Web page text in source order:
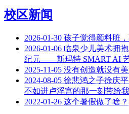
校区新闻
2026-01-30 孩子觉得颜料脏
2026-01-06 临泉少儿美术拥
纪元——斯玛特 SMART AI
2025-11-05 没有创造就没有
2024-08-05 徐悲鸿之子徐庆
不如进卢浮宫的那一刻带给
2022-01-26 这个暑假做了啥？